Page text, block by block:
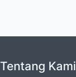
Tentang Kami